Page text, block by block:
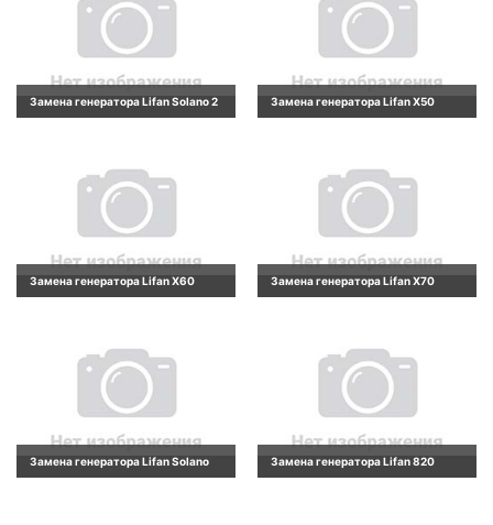
Замена генератора Lifan Solano 2 Замена генератора Lifan X50
Замена генератора Lifan X60 Замена генератора Lifan X70
Замена генератора Lifan Solano Замена генератора Lifan 820